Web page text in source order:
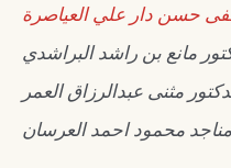
حسن دار علي العياصرة
مانع بن راشد البراشدي
مثنى عبدالرزاق العمر
مناجد محمود احمد العرسان